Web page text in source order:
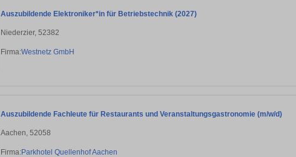
Auszubildende Elektroniker*in für Betriebstechnik (2027)
Niederzier, 52382
Firma:Westnetz GmbH
Auszubildende Fachleute für Restaurants und Veranstaltungsgastronomie (m/w/d)
Aachen, 52058
Firma:Parkhotel Quellenhof Aachen